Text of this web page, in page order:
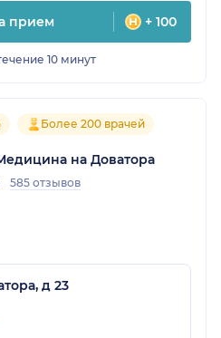
прием + 100
10 минут
Более 200 врачей
на Доватора
585 отзывов
д 23